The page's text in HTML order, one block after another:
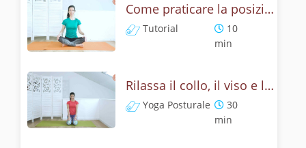
Come praticare la posizione del leone? Tutorial Simhasana
Tutorial
10
min
Rilassa il collo, il viso e le spalle - Yoga con la posizione del leone
Yoga Posturale
30
min